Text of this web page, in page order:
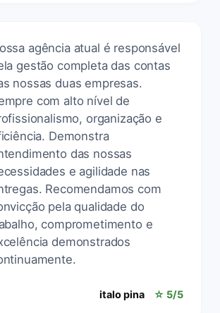
agência atual é responsável
gestão completa das contas
nossas duas empresas.
com alto nível de
organização e
Demonstra
das nossas
e agilidade nas
Recomendamos com
pela qualidade do
comprometimento e
demonstrados
italo pina ☆ 5/5